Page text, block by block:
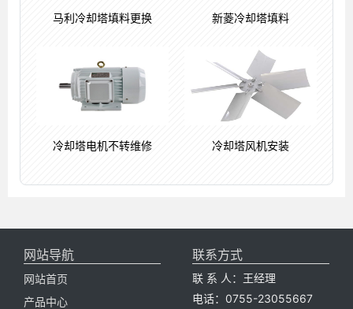
马利冷却塔填料更换 新菱冷却塔填料
冷却塔电机不转维修 冷却塔风机安装
网站导航
网站首页
产品中心
联系方式
联 系 人：王经理
电话：0755-23055667